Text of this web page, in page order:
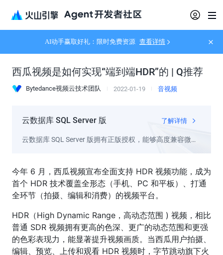
AI动手赢取好礼：限时免费资源 查看详情
西瓜视频是如何实现“端到端HDR”的 | Q推荐
Bytedance视频云技术团队 2022-01-19 音视频
云数据库 SQL Server 版 了解详情
云数据库 SQL Server 版拥有正版授权，能够高度兼容微软
聚焦于自己的核心业务。
今年 6 月，西瓜视频宣布全面支持 HDR 视频功能，成为
首个 HDR 技术覆盖全形态（手机、PC 和平板）、打通
全环节（拍摄、编辑和消费）的视频平台。
HDR（High Dynamic Range，高动态范围 ) 视频，相比
普通 SDR 视频拥有更高的色深、更广的动态范围和更强
的色彩表现力，能显著提升视频画质。当西瓜用户拍摄、
编辑、预览、上传和观看 HDR 视频时，字节跳动旗下火